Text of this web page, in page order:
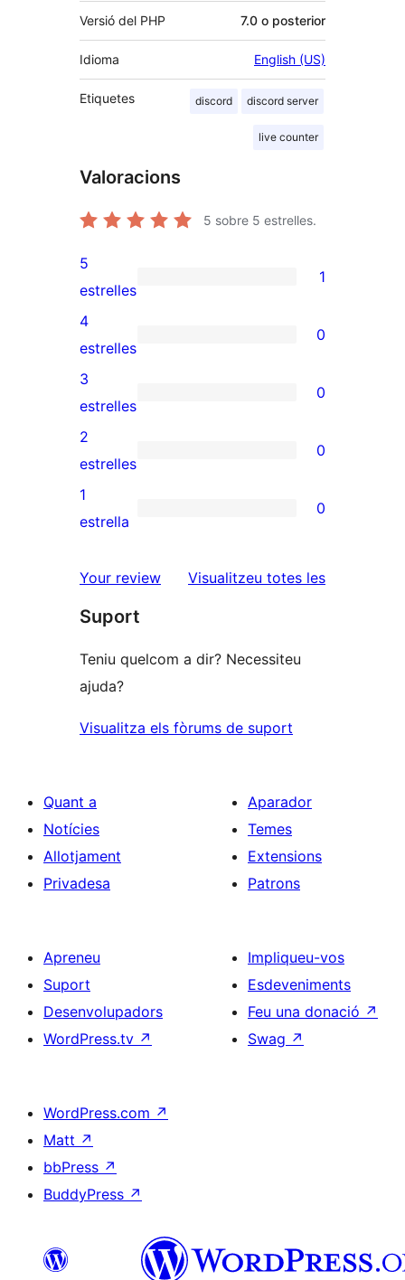
Versió del PHP 7.0 o posterior
Idioma English (US)
Etiquetes discord discord server
live counter
Valoracions
5 sobre 5 estrelles.
1
valoració
de
5
estrelles
5
estrelles
1
0
valoracions
de
4
estrelles
4
estrelles
0
0
valoracions
de
3
estrelles
3
estrelles
0
0
valoracions
de
estrelles
2
estrelles
0
0
de
estrelles
1
estrella
0
Your review Visualitzeu totes lesressenyes
Suport
Teniu quelcom a dir? Necessiteu
ajuda?
Visualitza els fòrums de suport
Quant a
Notícies
Allotjament
Privadesa
Aparador
Temes
Extensions
Patrons
Apreneu
Suport
Desenvolupadors
WordPress.tv ↗
Impliqueu-vos
Esdeveniments
Feu una donació ↗
Swag ↗
WordPress.com ↗
Matt ↗
bbPress ↗
BuddyPress ↗